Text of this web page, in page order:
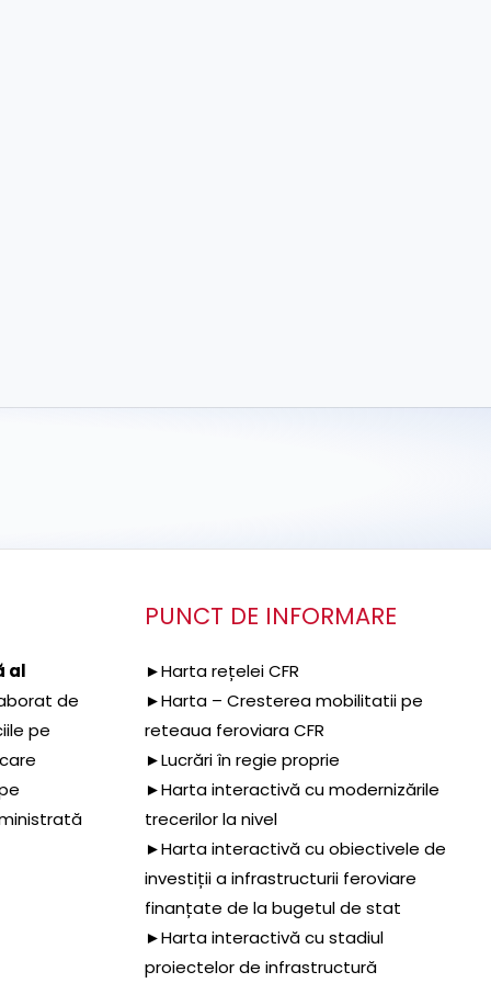
al
de
pe
PUNCT DE INFORMARE
►Harta rețelei CFR
►Harta – Cresterea mobilitatii pe
reteaua feroviara CFR
►Lucrări în regie proprie
►Harta interactivă cu modernizările
trecerilor la nivel
►Harta interactivă cu obiectivele de
investiții a infrastructurii feroviare
finanțate de la bugetul de stat
►Harta interactivă cu stadiul
proiectelor de infrastructură